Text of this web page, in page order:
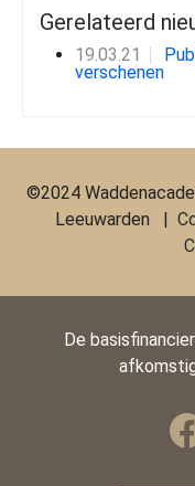
Gerelateerd
19.03.21
verschenen
©2024
Leeuwarden |
De